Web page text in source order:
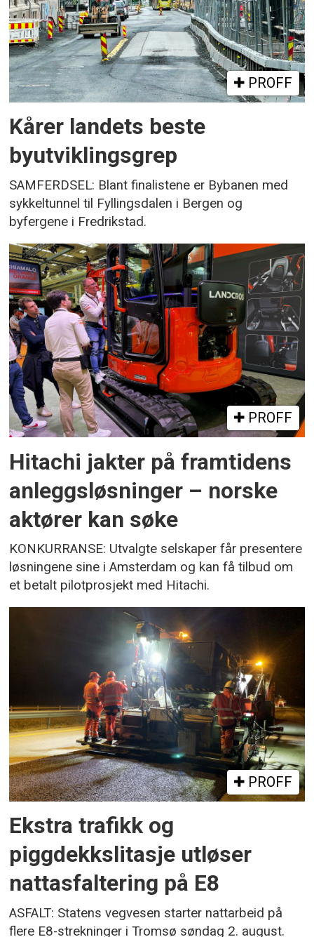
PROFF
Kårer landets beste
byutviklingsgrep
SAMFERDSEL: Blant finalistene er Bybanen med
sykkeltunnel til Fyllingsdalen i Bergen og
byfergene i Fredrikstad.
PROFF
Hitachi jakter på framtidens
anleggsløsninger – norske
aktører kan søke
KONKURRANSE: Utvalgte selskaper får presentere
løsningene sine i Amsterdam og kan få tilbud om
et betalt pilotprosjekt med Hitachi.
PROFF
Ekstra trafikk og
piggdekkslitasje utløser
nattasfaltering på E8
ASFALT: Statens vegvesen starter nattarbeid på
flere E8-strekninger i Tromsø søndag 2. august.